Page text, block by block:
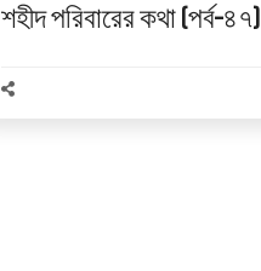
শহীদ পরিবারের কথা (পর্ব–৪৭)